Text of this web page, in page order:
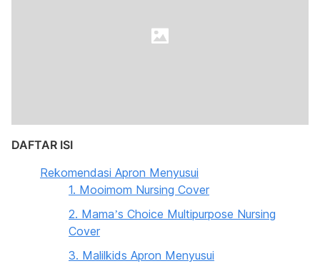
DAFTAR ISI
Rekomendasi Apron Menyusui
1. Mooimom Nursing Cover
2. Mama’s Choice Multipurpose Nursing
Cover
3. Malilkids Apron Menyusui